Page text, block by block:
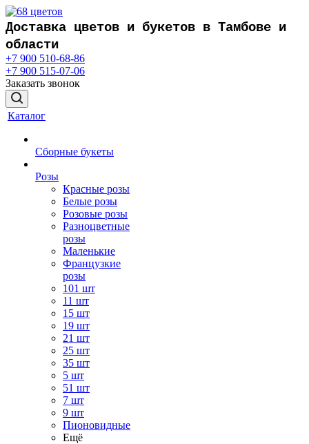
Доставка цветов и букетов в Тамбове и
области
+7 900 510-68-86
+7 900 515-07-06
Заказать звонок
Каталог
Сборные букеты
Розы
Красные розы
Белые розы
Розовые розы
Разноцветные
розы
Маленькие
Французкие
розы
101 шт
11 шт
15 шт
19 шт
21 шт
25 шт
35 шт
5 шт
51 шт
7 шт
9 шт
Пионовидные
Ещё